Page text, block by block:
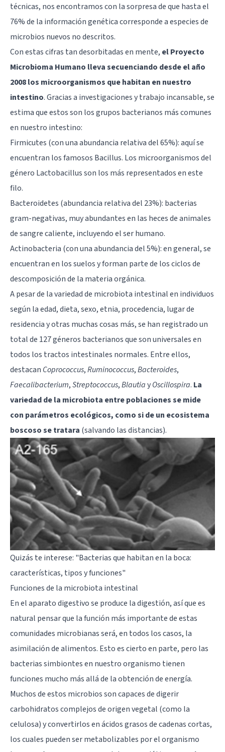
técnicas, nos encontramos con la sorpresa de que hasta el
76% de la información genética corresponde a especies de
microbios nuevos no descritos.
Con estas cifras tan desorbitadas en mente, el Proyecto
Microbioma Humano lleva secuenciando desde el año
2008 los microorganismos que habitan en nuestro
intestino. Gracias a investigaciones y trabajo incansable, se
estima que estos son los grupos bacterianos más comunes
en nuestro intestino:
Firmicutes (con una abundancia relativa del 65%): aquí se
encuentran los famosos Bacillus. Los microorganismos del
género Lactobacillus son los más representados en este
filo.
Bacteroidetes (abundancia relativa del 23%): bacterias
gram-negativas, muy abundantes en las heces de animales
de sangre caliente, incluyendo el ser humano.
Actinobacteria (con una abundancia del 5%): en general, se
encuentran en los suelos y forman parte de los ciclos de
descomposición de la materia orgánica.
A pesar de la variedad de microbiota intestinal en individuos
según la edad, dieta, sexo, etnia, procedencia, lugar de
residencia y otras muchas cosas más, se han registrado un
total de 127 géneros bacterianos que son universales en
todos los tractos intestinales normales. Entre ellos,
destacan Coprococcus,Ruminococcus,Bacteroides,
Faecalibacterium,Streptococcus,BlautiayOscillospira. La
variedad de la microbiota entre poblaciones se mide
con parámetros ecológicos, como si de un ecosistema
boscoso se tratara (salvando las distancias).
Quizás te interese: "Bacterias que habitan en la boca:
características, tipos y funciones"
Funciones de la microbiota intestinal
En el aparato digestivo se produce la digestión, así que es
natural pensar que la función más importante de estas
comunidades microbianas será, en todos los casos, la
asimilación de alimentos. Esto es cierto en parte, pero las
bacterias simbiontes en nuestro organismo tienen
funciones mucho más allá de la obtención de energía.
Muchos de estos microbios son capaces de digerir
carbohidratos complejos de origen vegetal (como la
celulosa) y convertirlos en ácidos grasos de cadenas cortas,
los cuales pueden ser metabolizables por el organismo